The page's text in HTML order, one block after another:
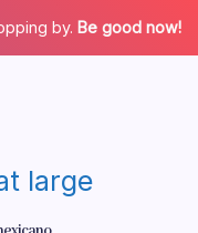
by. Be good now!
large